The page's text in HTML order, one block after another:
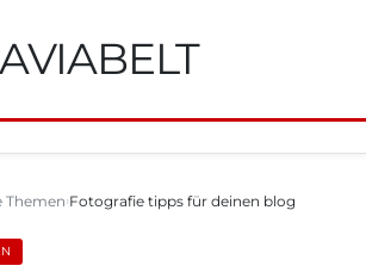
AVIABELT
Themen Fotografie tipps für deinen blog